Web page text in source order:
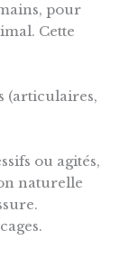
pour
Cette
(articulaires,
ou agités,
naturelle